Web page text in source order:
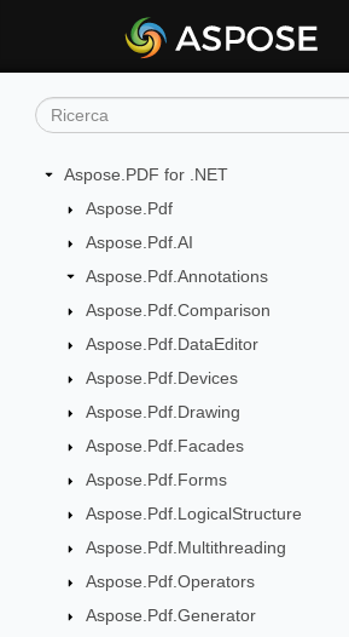
Aspose.PDF for .NET
Aspose.Pdf
Aspose.Pdf.AI
Aspose.Pdf.Annotations
Aspose.Pdf.Comparison
Aspose.Pdf.DataEditor
Aspose.Pdf.Devices
Aspose.Pdf.Drawing
Aspose.Pdf.Facades
Aspose.Pdf.Forms
Aspose.Pdf.LogicalStructure
Aspose.Pdf.Multithreading
Aspose.Pdf.Operators
Aspose.Pdf.Generator